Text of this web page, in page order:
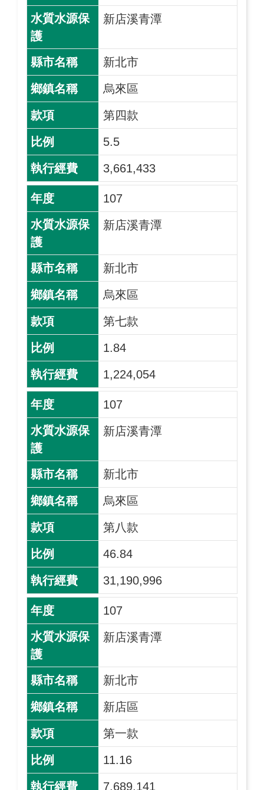
新店溪青潭
新北市
烏來區
第四款
5.5
3,661,433
107
新店溪青潭
新北市
烏來區
第七款
1.84
1,224,054
107
新店溪青潭
新北市
烏來區
第八款
46.84
31,190,996
107
新店溪青潭
新北市
新店區
第一款
11.16
7,689,141